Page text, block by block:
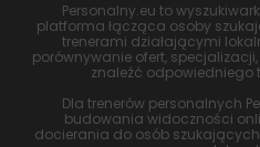
Personalny.eu to
platforma łącząca osoby
trenerami działającymi
porównywanie ofert,
znaleźć odpowiedniego
Dla trenerów personalnych
budowania widoczności
docierania do osób